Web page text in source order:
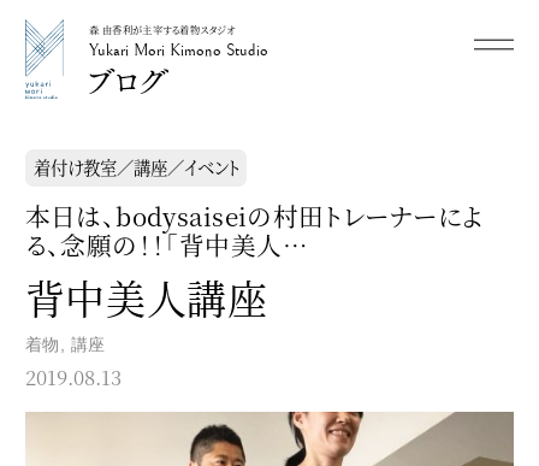
Yukari Mori Kimono Studio
森 由香利が主宰する着物スタジオ
Yukari Mori Kimono Studio メニュー
着付け教室／講座／イベント
本日は、bodysaiseiの村田トレーナーによ
る、念願の！！「背中美人…
背中美人講座
着物 講座
2019.08.13